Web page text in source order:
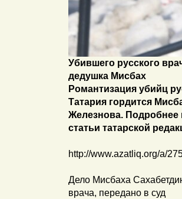
Убившего русского
дедушка Мисбах
Романтизация убийц
Татария гордится
Железнова. Подробнее
статьи татарской
http://www.azatliq.org/a/
Дело Мисбаха
врача, передано в суд